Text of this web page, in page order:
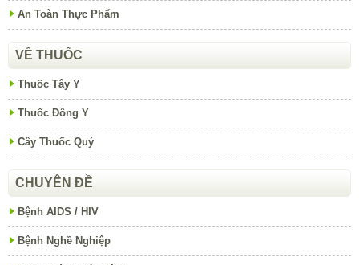
An Toàn Thực Phẩm
VỀ THUỐC
Thuốc Tây Y
Thuốc Đông Y
Cây Thuốc Quý
CHUYÊN ĐỀ
Bệnh AIDS / HIV
Bệnh Nghề Nghiệp